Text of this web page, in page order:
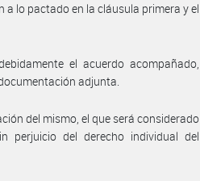
lo pactado en la cláusula primera y el
el acuerdo acompañado,
adjunta.
del mismo, el que será considerado
perjuicio del derecho individual del